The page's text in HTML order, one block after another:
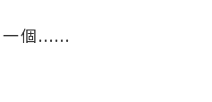
個......